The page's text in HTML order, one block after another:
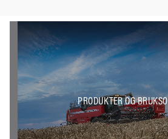
PRODUKTER OG